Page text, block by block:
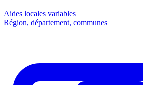
Aides locales variables
Région, département, communes